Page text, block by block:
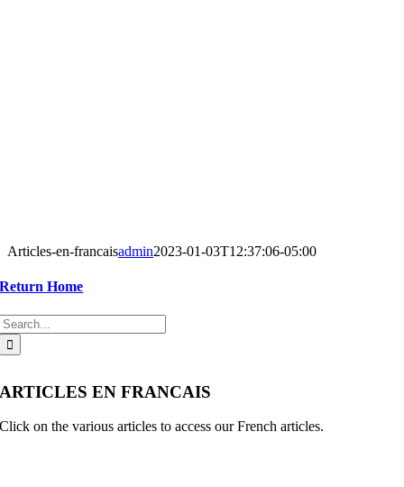
Articles-en-francaisadmin2023-01-03T12:37:06-05:00
Return Home
ARTICLES EN FRANCAIS
Click on the various articles to access our French articles.